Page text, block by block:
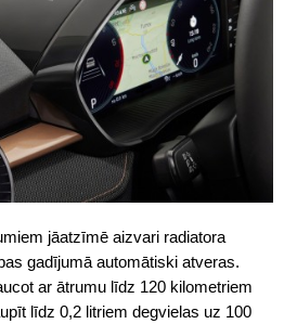
jāatzīmē aizvari radiatora
gadījumā automātiski atveras.
ar ātrumu līdz 120 kilometriem
līdz 0,2 litriem degvielas uz 100